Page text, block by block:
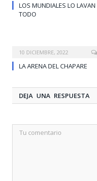
LOS MUNDIALES LO LAVAN
TODO
10 DICIEMBRE, 2022
LA ARENA DEL CHAPARE
DEJA UNA RESPUESTA